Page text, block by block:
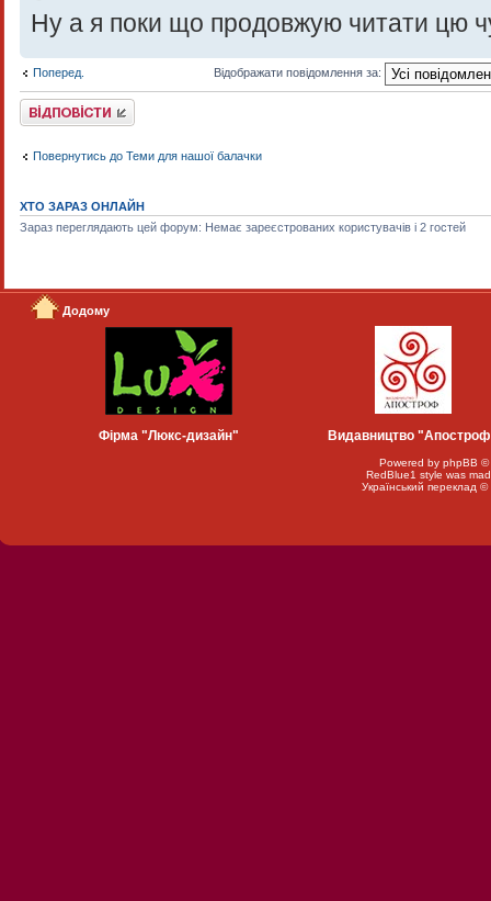
Ну а я поки що продовжую читати цю
Поперед. Відображати повідомлення за:
Відповісти
Повернутись до Теми для нашої балачки
ХТО ЗАРАЗ ОНЛАЙН
Зараз переглядають цей форум: Немає зареєстрованих користувачів і 2 гостей
Додому
Фірма "Люкс-дизайн" Видавництво
Powered by phpBB ©
RedBlue1 style was
Український переклад